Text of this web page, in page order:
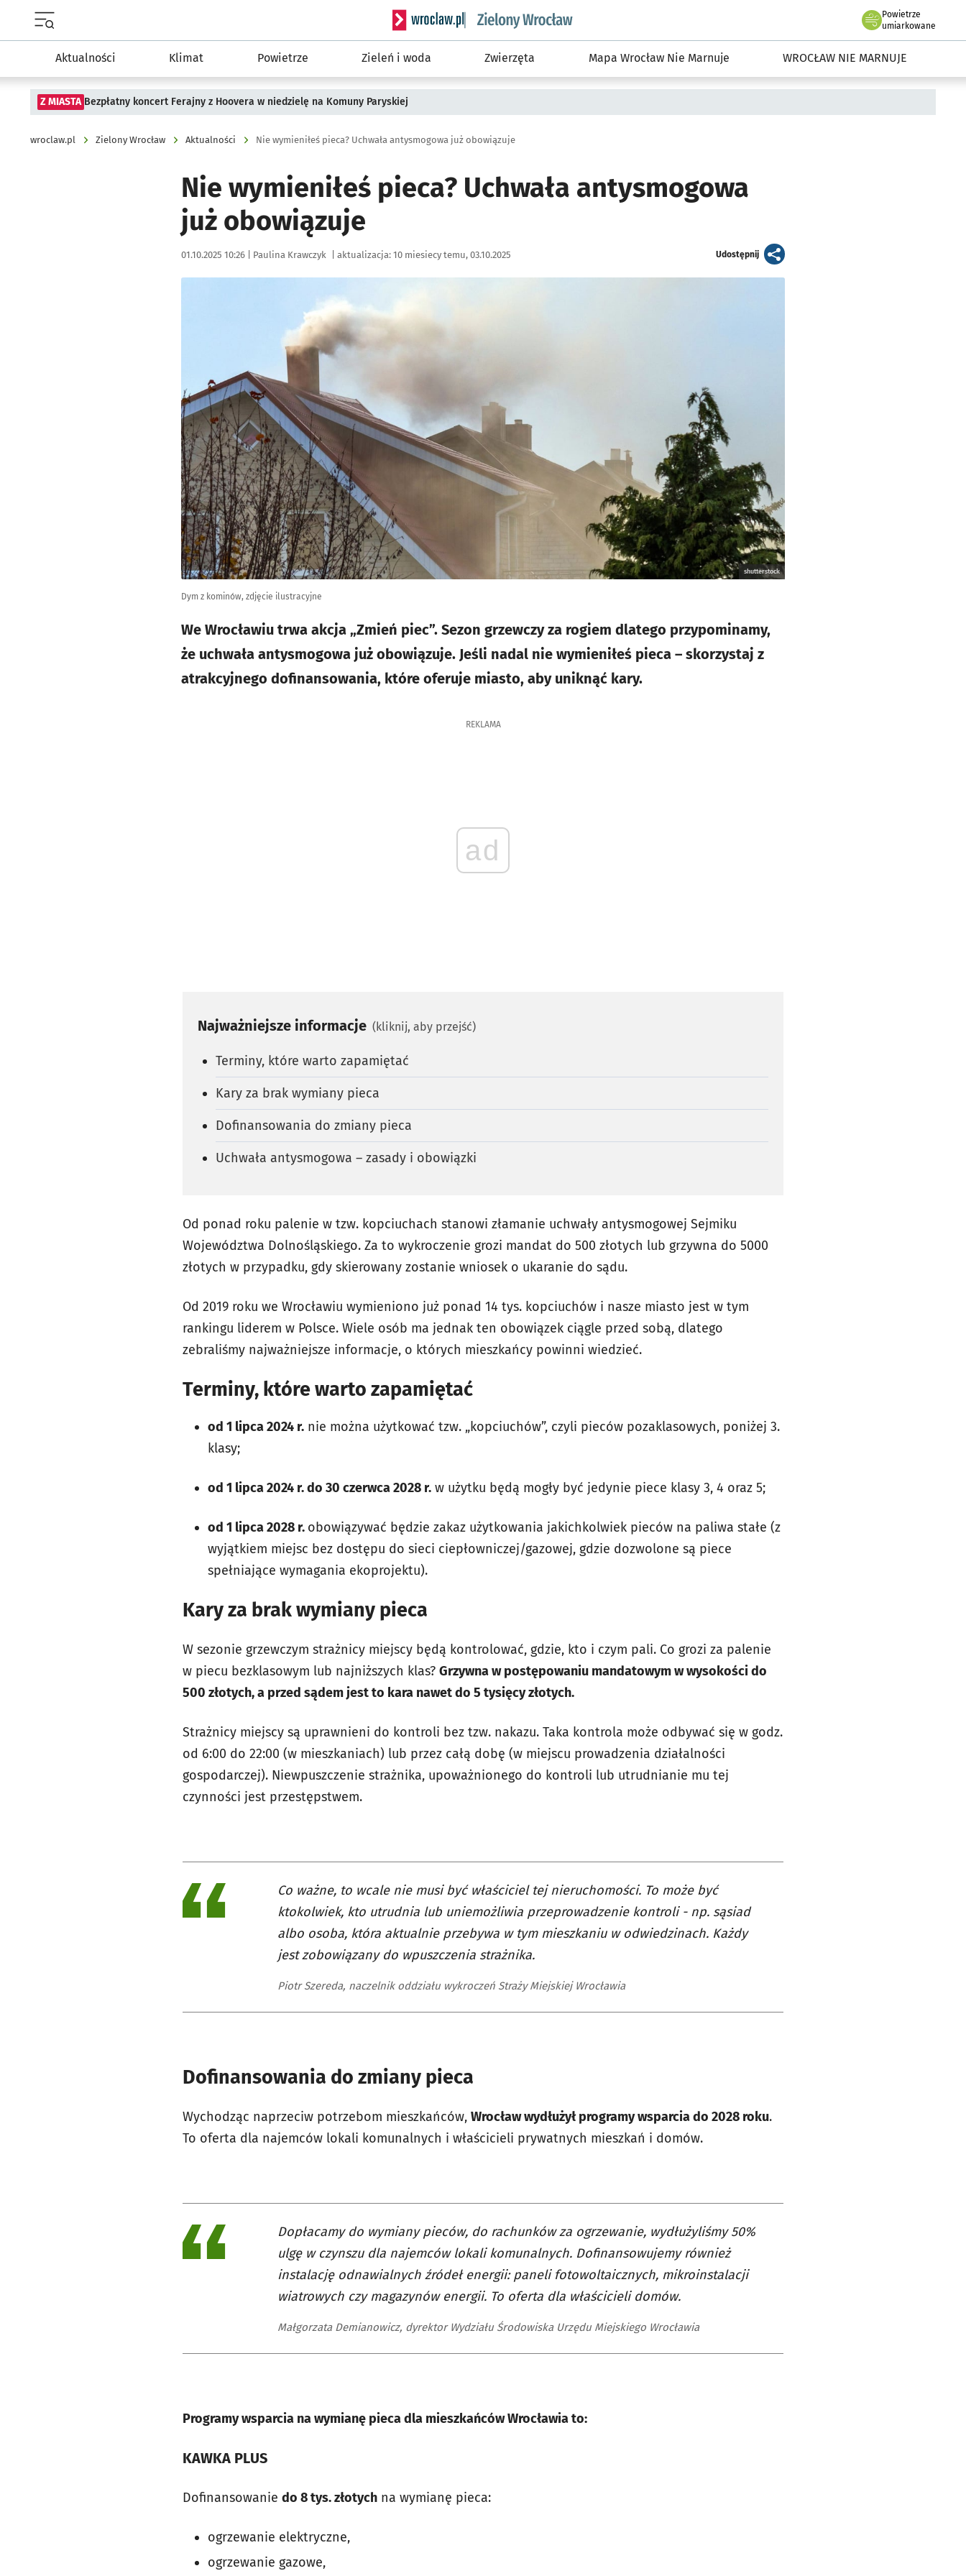
Serwis informacyjny wroclaw.pl podserwis: Środowisko we Wrocławiu
Powietrze
we Wrocławiu
umiarkowane
Aktualności Klimat Powietrze Zieleń i woda Zwierzęta Mapa Wrocław Nie Marnuje WROCŁAW NIE MARNUJE
Z MIASTA Bezpłatny koncert Ferajny z Hoovera w niedzielę na Komuny Paryskiej
wroclaw.pl Zielony Wrocław Aktualności Nie wymieniłeś pieca? Uchwała antysmogowa już obowiązuje
Nie wymieniłeś pieca? Uchwała antysmogowa
już obowiązuje
Data publikacji:
01.10.2025 10:26 | Autor:
Paulina Krawczyk aktualizacja: 10 miesiecy temu, 03.10.2025 Udostępnijartykuł
shutterstock
Dym z kominów, zdjęcie ilustracyjne
We Wrocławiu trwa akcja „Zmień piec”. Sezon grzewczy za rogiem dlatego przypominamy,
że uchwała antysmogowa już obowiązuje. Jeśli nadal nie wymieniłeś pieca – skorzystaj z
atrakcyjnego dofinansowania, które oferuje miasto, aby uniknąć kary.
REKLAMA
ad
Najważniejsze informacje (kliknij, aby przejść)
Terminy, które warto zapamiętać
Kary za brak wymiany pieca
Dofinansowania do zmiany pieca
Uchwała antysmogowa – zasady i obowiązki
Od ponad roku palenie w tzw. kopciuchach stanowi złamanie uchwały antysmogowej Sejmiku
Województwa Dolnośląskiego. Za to wykroczenie grozi mandat do 500 złotych lub grzywna do 5000
złotych w przypadku, gdy skierowany zostanie wniosek o ukaranie do sądu.
Od 2019 roku we Wrocławiu wymieniono już ponad 14 tys. kopciuchów i nasze miasto jest w tym
rankingu liderem w Polsce. Wiele osób ma jednak ten obowiązek ciągle przed sobą, dlatego
zebraliśmy najważniejsze informacje, o których mieszkańcy powinni wiedzieć.
Terminy, które warto zapamiętać
od 1 lipca 2024 r. nie można użytkować tzw. „kopciuchów”, czyli pieców pozaklasowych, poniżej 3.
klasy;
od 1 lipca 2024 r. do 30 czerwca 2028 r. w użytku będą mogły być jedynie piece klasy 3, 4 oraz 5;
od 1 lipca 2028 r. obowiązywać będzie zakaz użytkowania jakichkolwiek pieców na paliwa stałe (z
wyjątkiem miejsc bez dostępu do sieci ciepłowniczej/gazowej, gdzie dozwolone są piece
spełniające wymagania ekoprojektu).
Kary za brak wymiany pieca
W sezonie grzewczym strażnicy miejscy będą kontrolować, gdzie, kto i czym pali. Co grozi za palenie
w piecu bezklasowym lub najniższych klas? Grzywna w postępowaniu mandatowym w wysokości do
500 złotych, a przed sądem jest to kara nawet do 5 tysięcy złotych.
Strażnicy miejscy są uprawnieni do kontroli bez tzw. nakazu. Taka kontrola może odbywać się w godz.
od 6:00 do 22:00 (w mieszkaniach) lub przez całą dobę (w miejscu prowadzenia działalności
gospodarczej). Niewpuszczenie strażnika, upoważnionego do kontroli lub utrudnianie mu tej
czynności jest przestępstwem.
Co ważne, to wcale nie musi być właściciel tej nieruchomości. To może być
ktokolwiek, kto utrudnia lub uniemożliwia przeprowadzenie kontroli - np. sąsiad
albo osoba, która aktualnie przebywa w tym mieszkaniu w odwiedzinach. Każdy
jest zobowiązany do wpuszczenia strażnika.
Piotr Szereda, naczelnik oddziału wykroczeń Straży Miejskiej Wrocławia
Dofinansowania do zmiany pieca
Wychodząc naprzeciw potrzebom mieszkańców, Wrocław wydłużył programy wsparciado 2028 roku.
To oferta dla najemców lokali komunalnych i właścicieli prywatnych mieszkań i domów.
Dopłacamy do wymiany pieców, do rachunków za ogrzewanie, wydłużyliśmy 50%
ulgę w czynszu dla najemców lokali komunalnych. Dofinansowujemy również
instalację odnawialnych źródeł energii: paneli fotowoltaicznych, mikroinstalacji
wiatrowych czy magazynów energii. To oferta dla właścicieli domów.
Małgorzata Demianowicz, dyrektor Wydziału Środowiska Urzędu Miejskiego Wrocławia
Programy wsparcia na wymianę pieca dla mieszkańców Wrocławia to:
KAWKA PLUS
Dofinansowanie do 8 tys. złotych na wymianę pieca:
ogrzewanie elektryczne,
ogrzewanie gazowe,